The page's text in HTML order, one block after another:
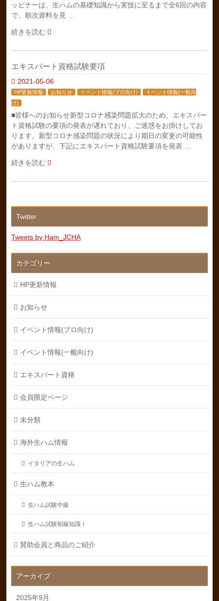
ッビナーは、生ハムの基礎知識から実技に至るまで全6回の内容
で、順次資料を見 …
続きを読む
エキスパート資格試験要項
2021-05-06
HP更新情報 お知らせ イベント情報(プロ向け)
イベント情報(一般向
け)
■皆様へのお知らせ新型コロナ感染問題拡大のため、エキスパー
ト資格試験の要項の発表が遅れており、ご迷惑をお掛けしてお
ります。新型コロナ感染問題の状況により期日の変更の可能性
がありますが、下記にエキスパート資格試験要項を発表 …
続きを読む
Twitter
Tweets by Ham_JCHA
カテゴリー
HP更新情報
お知らせ
イベント情報(プロ向け)
イベント情報(一般向け)
エキスパート資格
会員限定ページ
未分類
海外生ハム情報
イタリアの生ハム
生ハム教本
生ハム試験中級
生ハム試験初級知識Ⅰ
賛助会員と商品のご紹介
アーカイブ
2025年9月